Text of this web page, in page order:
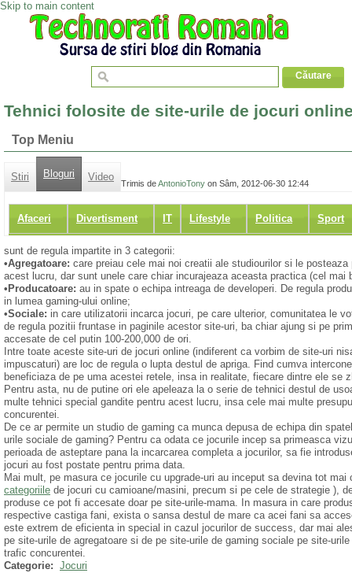
Skip to main content
Tehnici folosite de site-urile de jocuri
Top Meniu
Stiri Bloguri Video
Afaceri Divertisment IT Lifestyle Politica Sport
Trimis deAntonioTony on Sâm, 2012-06-30 12:44
sunt de regula impartite in 3 categorii:
•Agregatoare: care preiau cele mai noi creatii ale studiourilor si le
acest lucru, dar sunt unele care chiar incurajeaza aceasta practica (cel
•Producatoare: au in spate o echipa intreaga de developeri. De regula
in lumea gaming-ului online;
•Sociale: in care utilizatorii incarca jocuri, pe care ulterior, comunitatea le
de regula pozitii fruntase in paginile acestor site-uri, ba chiar ajung si pe
accesate de cel putin 100-200,000 de ori.
Intre toate aceste site-uri de jocuri online (indiferent ca vorbim de site-uri
impuscaturi) are loc de regula o lupta destul de apriga. Find cumva
beneficiaza de pe uma acestei retele, insa in realitate, fiecare dintre ele
Pentru asta, nu de putine ori ele apeleaza la o serie de tehnici destul de
multe tehnici special gandite pentru acest lucru, insa cele mai multe
concurentei.
De ce ar permite un studio de gaming ca munca depusa de echipa din
urile sociale de gaming? Pentru ca odata ce jocurile incep sa primeasca
perioada de asteptare pana la incarcarea completa a jocurilor, sa fie
jocuri au fost postate pentru prima data.
Mai mult, pe masura ce jocurile cu upgrade-uri au inceput sa devina tot
categoriile de jocuri cu camioane/masini, precum si pe cele de strategie ),
produse ce pot fi accesate doar pe site-urile-mama. In masura in care
respective castiga fani, exista o sansa destul de mare ca acei fani sa
este extrem de eficienta in special in cazul jocurilor de success, dar mai
pe site-urile de agregatoare si de pe site-urile de gaming sociale pe site-
trafic concurentei.
Categorie: Jocuri